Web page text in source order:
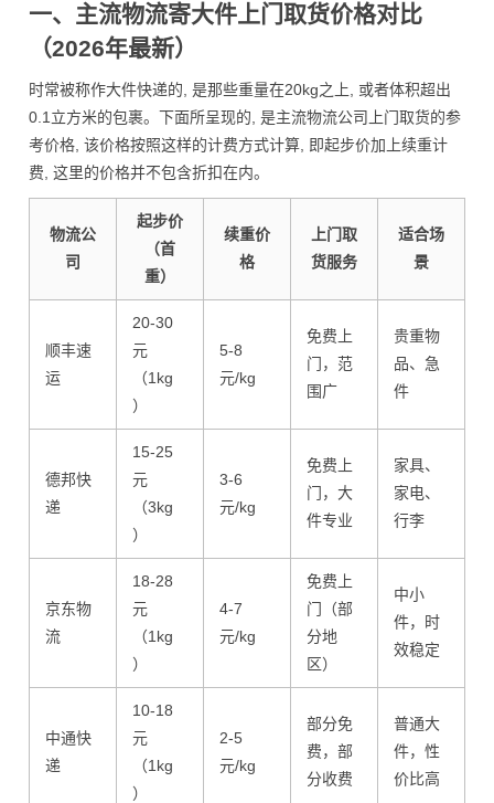
一、主流物流寄大件上门取货价格对比
（2026年最新）
时常被称作大件快递的, 是那些重量在20kg之上, 或者体积超出
0.1立方米的包裹。下面所呈现的, 是主流物流公司上门取货的参
考价格, 该价格按照这样的计费方式计算, 即起步价加上续重计
费, 这里的价格并不包含折扣在内。
物流公
司
起步价
（首
重）
续重价
格
上门取
货服务
适合场
景
顺丰速
运
20-30
元
（1kg
）
5-8
元/kg
免费上
门，范
围广
贵重物
品、急
件
德邦快
递
15-25
元
（3kg
）
3-6
元/kg
免费上
门，大
件专业
家具、
家电、
行李
京东物
流
18-28
元
（1kg
）
4-7
元/kg
免费上
门（部
分地
区）
中小
件，时
效稳定
中通快
递
10-18
元
（1kg
）
2-5
元/kg
部分免
费，部
分收费
普通大
件，性
价比高